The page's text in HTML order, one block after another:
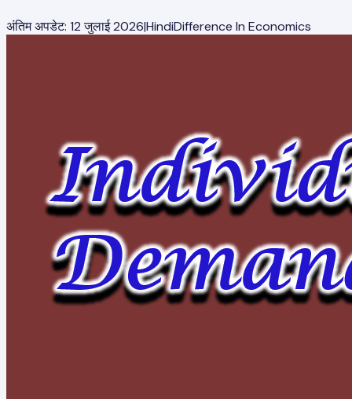
अंतिम अपडेट: 12 जुलाई 2026|HindiDifference In Economics